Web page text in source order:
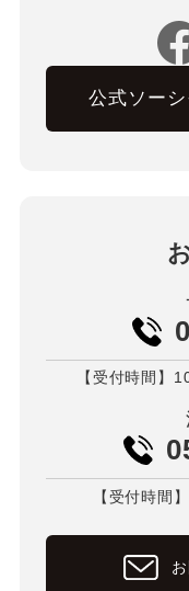
公式ソー
【受付時間】
【受付時間